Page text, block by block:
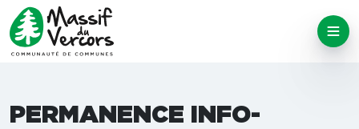
PERMANENCE INFO-